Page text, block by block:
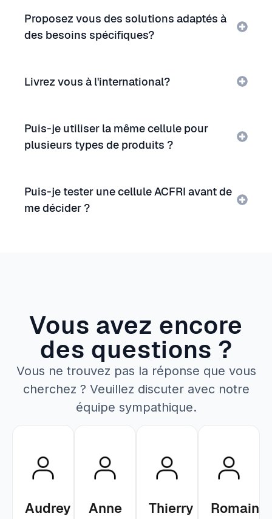
Proposez vous des solutions adaptés à
des besoins spécifiques?
Livrez vous à l'international?
Puis-je utiliser la même cellule pour
plusieurs types de produits ?
Puis-je tester une cellule ACFRI avant de
me décider ?
Vous avez encore
des questions ?
Vous ne trouvez pas la réponse que vous
cherchez ? Veuillez discuter avec notre
équipe sympathique.
Audrey
Anne
Thierry
Romain